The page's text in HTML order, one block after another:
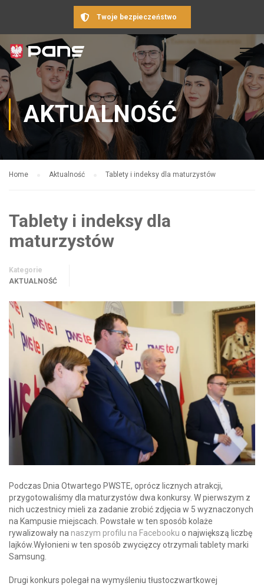
Twoje bezpieczeństwo
AKTUALNOŚĆ
Home Aktualność Tablety i indeksy dla maturzystów
Tablety i indeksy dla
maturzystów
Kategorie
AKTUALNOŚĆ
Podczas Dnia Otwartego PWSTE, oprócz licznych atrakcji,
przygotowaliśmy dla maturzystów dwa konkursy. W pierwszym z
nich uczestnicy mieli za zadanie zrobić zdjęcia w 5 wyznaczonych
na Kampusie miejscach. Powstałe w ten sposób kolaże
rywalizowały na naszym profilu na Facebooku o największą liczbę
lajków.Wyłonieni w ten sposób zwycięzcy otrzymali tablety marki
Samsung.
Drugi konkurs polegał na wymyśleniu tłustoczwartkowej